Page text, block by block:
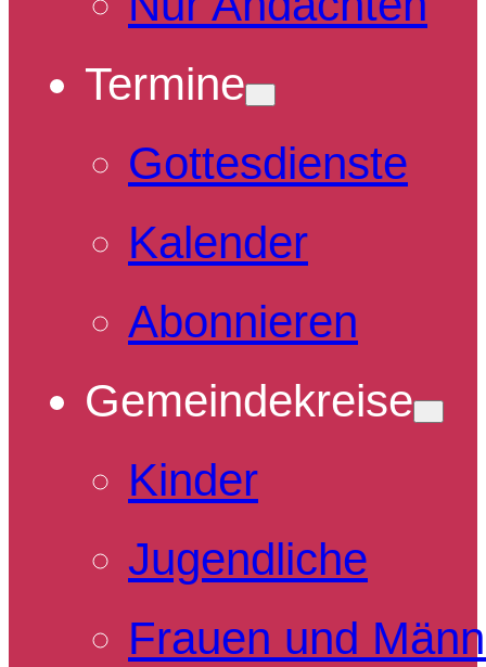
Termine
Gottesdienste
Kalender
Abonnieren
Gemeindekreise
Kinder
Jugendliche
Frauen und